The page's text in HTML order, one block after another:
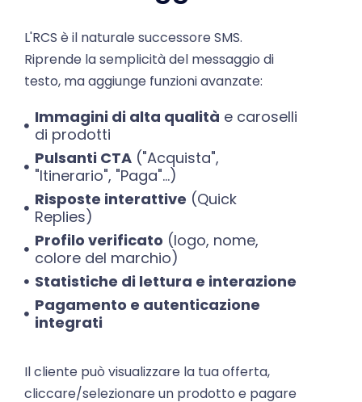
Riprende la semplicità del messaggio di
testo, ma aggiunge funzioni avanzate:
di prodotti
Pulsanti CTA
"Itinerario", "Paga"...)
Risposte interattive
Replies)
Profilo verificato
colore del marchio)
Statistiche di lettura e interazione
Pagamento e autenticazione
integrati
cliccare/selezionare un prodotto e pagare
senza mai uscire dalla sua casella di posta